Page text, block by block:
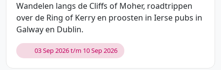
Wandelen langs de Cliffs of Moher, roadtrippen
over de Ring of Kerry en proosten in Ierse pubs in
Galway en Dublin.
03 Sep 2026 t/m 10 Sep 2026